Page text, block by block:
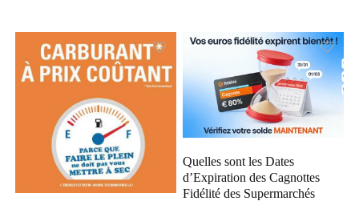
Quelles sont les Dates
d’Expiration des Cagnottes
Fidélité des Supermarchés